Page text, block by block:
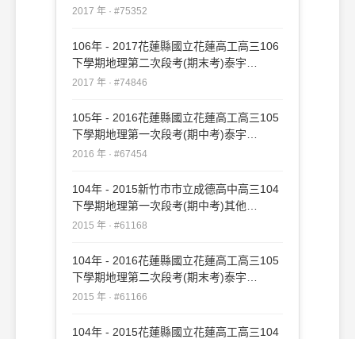
#75352
2017 年 · #75352
106年 - 2017花蓮縣國立花蓮高工高三106
下學期地理第二次段考(期末考)泰宇
#74846
2017 年 · #74846
105年 - 2016花蓮縣國立花蓮高工高三105
下學期地理第一次段考(期中考)泰宇
#67454
2016 年 · #67454
104年 - 2015新竹市市立成德高中高三104
下學期地理第一次段考(期中考)其他
#61168
2015 年 · #61168
104年 - 2016花蓮縣國立花蓮高工高三105
下學期地理第二次段考(期末考)泰宇
#61166
2015 年 · #61166
104年 - 2015花蓮縣國立花蓮高工高三104